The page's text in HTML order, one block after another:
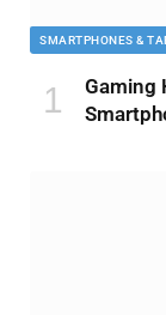
SMARTPHONES &
Gaming